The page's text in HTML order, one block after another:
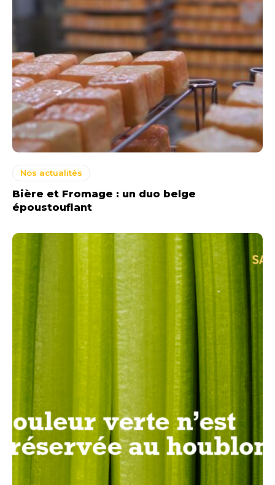
Nos actualités
Bière et Fromage : un duo belge
époustouflant